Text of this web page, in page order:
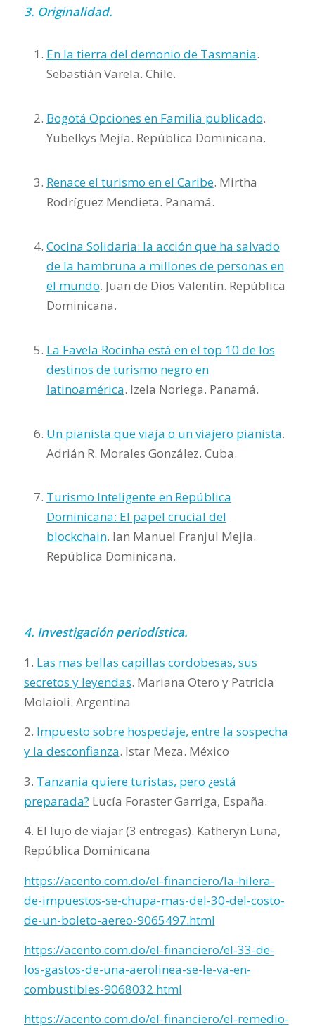
3. Originalidad.
En la tierra del demonio de Tasmania.
Sebastián Varela. Chile.
Bogotá Opciones en Familia publicado.
Yubelkys Mejía. República Dominicana.
Renace el turismo en el Caribe. Mirtha
Rodríguez Mendieta. Panamá.
Cocina Solidaria: la acción que ha salvado
de la hambruna a millones de personas en
el mundo. Juan de Dios Valentín. República
Dominicana.
La Favela Rocinha está en el top 10 de los
destinos de turismo negro en
latinoamérica. Izela Noriega. Panamá.
Un pianista que viaja o un viajero pianista.
Adrián R. Morales González. Cuba.
Turismo Inteligente en República
Dominicana: El papel crucial del
blockchain. Ian Manuel Franjul Mejia.
República Dominicana.
4. Investigación periodística.
1. Las mas bellas capillas cordobesas, sus
secretos y leyendas. Mariana Otero y Patricia
Molaioli. Argentina
2. Impuesto sobre hospedaje, entre la sospecha
y la desconfianza. Istar Meza. México
3. Tanzania quiere turistas, pero ¿está
preparada? Lucía Foraster Garriga, España.
4. El lujo de viajar (3 entregas). Katheryn Luna,
República Dominicana
https://acento.com.do/el-financiero/la-hilera-
de-impuestos-se-chupa-mas-del-30-del-costo-
de-un-boleto-aereo-9065497.html
https://acento.com.do/el-financiero/el-33-de-
los-gastos-de-una-aerolinea-se-le-va-en-
combustibles-9068032.html
https://acento.com.do/el-financiero/el-remedio-